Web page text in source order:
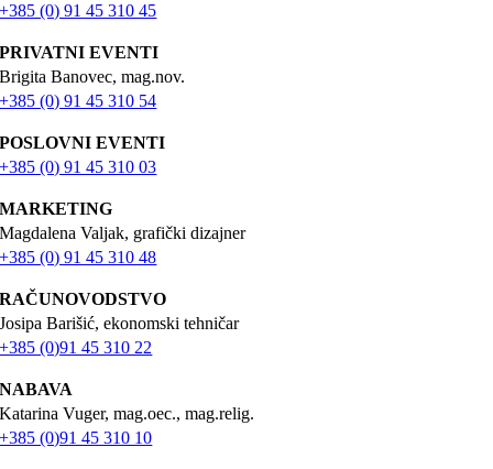
+385 (0) 91 45 310 45
PRIVATNI EVENTI
Brigita Banovec, mag.nov.
+385 (0) 91 45 310 54
POSLOVNI EVENTI
+385 (0) 91 45 310 03
MARKETING
Magdalena Valjak, grafički dizajner
+385 (0) 91 45 310 48
RAČUNOVODSTVO
Josipa Barišić, ekonomski tehničar
+385 (0)91 45 310 22
NABAVA
Katarina Vuger, mag.oec., mag.relig.
+385 (0)91 45 310 10